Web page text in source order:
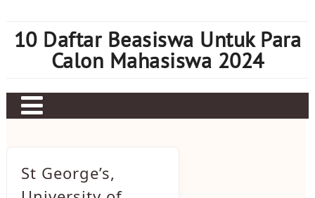
content
10 Daftar Beasiswa Untuk Para
Calon Mahasiswa 2024
Judi bola
St George’s,